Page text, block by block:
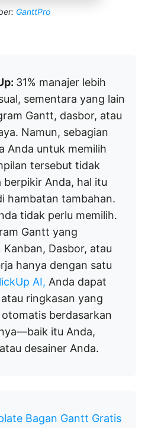
GanttPro
31% manajer lebih
sementara yang lain
Gantt, dasbor, atau
Namun, sebagian
Anda untuk memilih
tersebut tidak
berpikir Anda, hal itu
hambatan tambahan.
tidak perlu memilih.
Gantt yang
Dasbor, atau
hanya dengan satu
AI, Anda dapat
ringkasan yang
berdasarkan
itu Anda,
desainer Anda.
Bagan Gantt Gratis